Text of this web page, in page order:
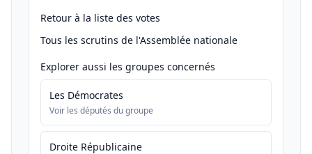
Retour à la liste des votes
Tous les scrutins de l'Assemblée nationale
Explorer aussi les groupes concernés
Les Démocrates
Voir les députés du groupe
Droite Républicaine